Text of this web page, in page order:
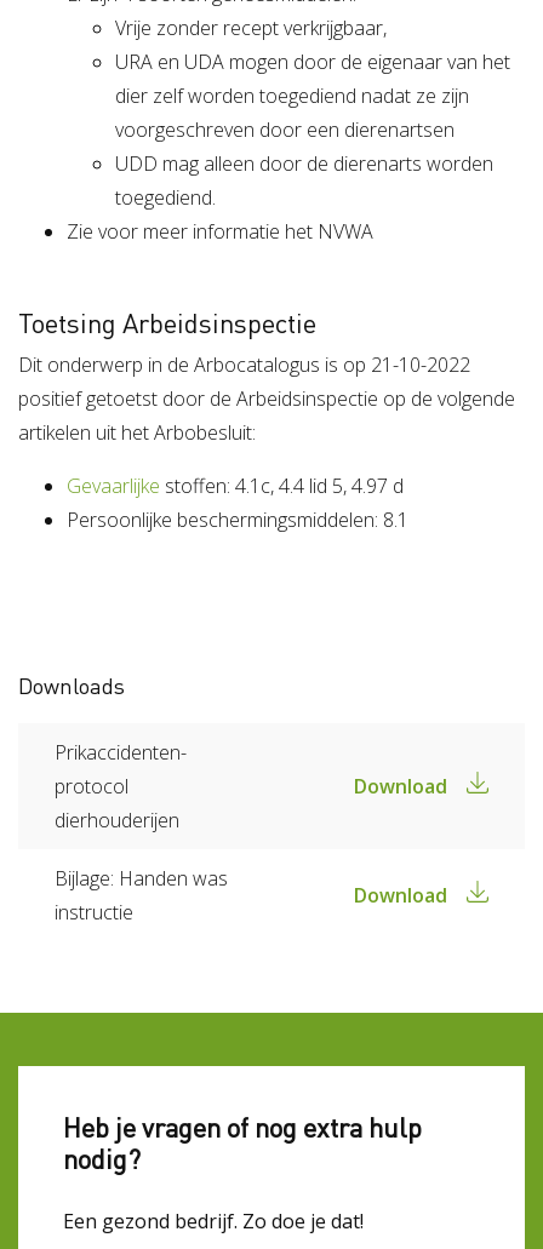
Vrije zonder recept verkrijgbaar,
URA en UDA mogen door de eigenaar van het
dier zelf worden toegediend nadat ze zijn
voorgeschreven door een dierenartsen
UDD mag alleen door de dierenarts worden
toegediend.
Zie voor meer informatie het NVWA
Toetsing Arbeidsinspectie
Dit onderwerp in de Arbocatalogus is op 21-10-2022
positief getoetst door de Arbeidsinspectie op de volgende
artikelen uit het Arbobesluit:
Gevaarlijke stoffen: 4.1c, 4.4 lid 5, 4.97 d
Persoonlijke beschermingsmiddelen: 8.1
Downloads
Prikaccidenten-
protocol
dierhouderijen
Download
Bijlage: Handen was
instructie
Download
Heb je vragen of nog extra hulp
nodig?
Een gezond bedrijf. Zo doe je dat!